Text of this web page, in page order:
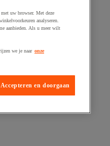
uw browser. Met deze
analyseren.
aanbieden. Als u meer wilt
we je naar onze
Accepteren en doorgaan